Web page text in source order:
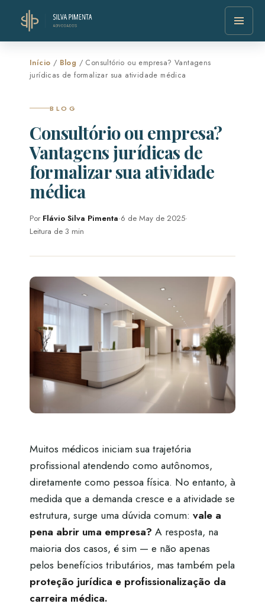
Início / Blog / Consultório ou empresa? Vantagens
jurídicas de formalizar sua atividade médica
BLOG
Consultório ou empresa?
Vantagens jurídicas de
formalizar sua atividade
médica
Por Flávio Silva Pimenta·6 de May de 2025·
Leitura de 3 min
Muitos médicos iniciam sua trajetória
profissional atendendo como autônomos,
diretamente como pessoa física. No entanto, à
medida que a demanda cresce e a atividade se
estrutura, surge uma dúvida comum: vale a
pena abrir uma empresa? A resposta, na
maioria dos casos, é sim — e não apenas
pelos benefícios tributários, mas também pela
proteção jurídica e profissionalização da
carreira médica.